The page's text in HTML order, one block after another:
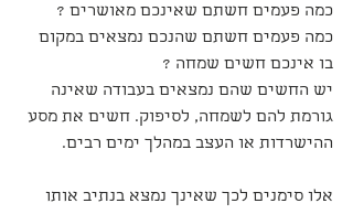
כמה פעמים חשתם שאינכם מאושרים ?
כמה פעמים חשתם שהנכם נמצאים במקום
בו אינכם חשים שמחה ?
יש החשים שהם נמצאים בעבודה שאינה
גורמת להם לשמחה, לסיפוק. חשים את מסע
ההישרדות או העצב במהלך ימים רבים.
אלו סימנים לכך שאינך נמצא בנתיב אותו